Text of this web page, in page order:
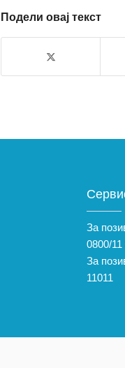
Подели овај текст
За
0800/11
За
11011